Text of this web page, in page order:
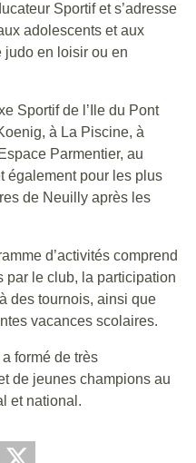
Sportif et s’adresse
adolescents et aux
judo en loisir ou en
Sportif de l’Ile du Pont
à La Piscine, à
Parmentier, au
également pour les plus
de Neuilly après les
d’activités comprend
par le club, la participation
des tournois, ainsi que
vacances scolaires.
formé de très
de jeunes champions au
et national.